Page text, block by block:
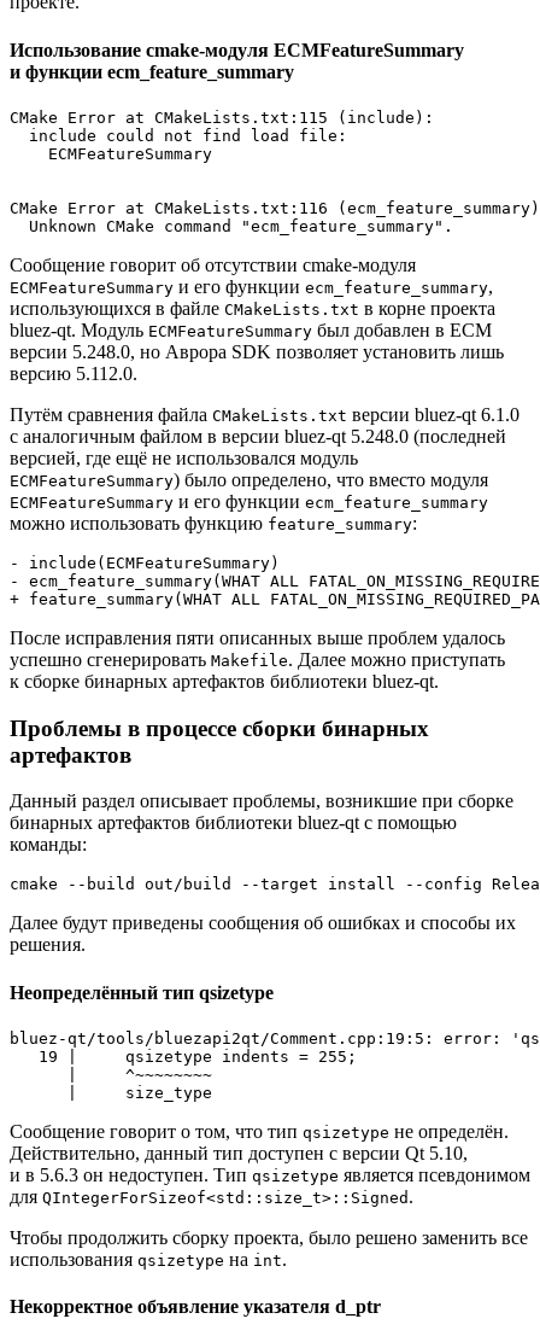
Использование cmake-модуля ECMFeatureSummary
и функции ecm_feature_summary
CMake Error at CMakeLists.txt:115 (include):
  include could not find load file:
    ECMFeatureSummary
CMake Error at CMakeLists.txt:116
Сообщение говорит об отсутствии cmake-модуля
ECMFeatureSummary и его функции ecm_feature_summary,
использующихся в файле CMakeLists.txt в корне проекта
bluez-qt. Модуль ECMFeatureSummary был добавлен в ECM
версии 5.248.0, но Аврора SDK позволяет установить лишь
версию 5.112.0.
Путём сравнения файла CMakeLists.txt версии bluez-qt 6.1.0
с аналогичным файлом в версии bluez-qt 5.248.0 (последней
версией, где ещё не использовался модуль
ECMFeatureSummary) было определено, что вместо модуля
ECMFeatureSummary и его функции ecm_feature_summary
можно использовать функцию feature_summary:
- include(ECMFeatureSummary)
- ecm_feature_summary(WHAT ALL
+ feature_summary(WHAT ALL
После исправления пяти описанных выше проблем удалось
успешно сгенерировать Makefile. Далее можно приступать
к сборке бинарных артефактов библиотеки bluez-qt.
Проблемы в процессе сборки бинарных
артефактов
Данный раздел описывает проблемы, возникшие при сборке
бинарных артефактов библиотеки bluez-qt с помощью
команды:
cmake --build out/build --target install --config
Далее будут приведены сообщения об ошибках и способы их
решения.
Неопределённый тип qsizetype
bluez-qt/tools/bluezapi2qt/Comment.cpp:19:5: error:
   19 |     qsizetype indents = 255;
      |     ^~~~~~~~~
Сообщение говорит о том, что тип qsizetype не определён.
Действительно, данный тип доступен с версии Qt 5.10,
и в 5.6.3 он недоступен. Тип qsizetype является псевдонимом
для QIntegerForSizeof<std::size_t>::Signed .
Чтобы продолжить сборку проекта, было решено заменить все
использования qsizetype на int.
Некорректное объявление указателя d_ptr